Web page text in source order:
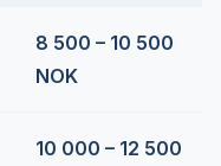
8 500 – 10 500
NOK
10 000 – 12 500